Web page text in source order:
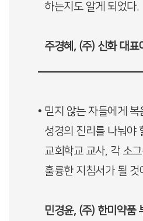
하는지도 알게 되었다.
주경혜, (주) 신화 대표
• 믿지 않는 자들에게 복
성경의 진리를 나눠야
교회학교 교사, 각 소
훌륭한 지침서가 될 것
민경윤, (주) 한미약품